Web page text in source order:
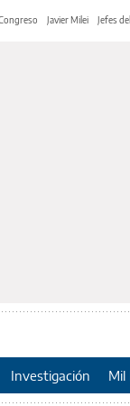
Javier Milei Jefes
Investigación Mil